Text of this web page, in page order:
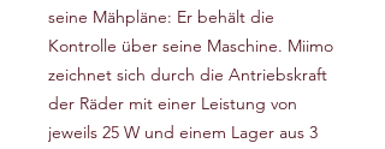
seine Mähpläne: Er behält die
Kontrolle über seine Maschine. Miimo
zeichnet sich durch die Antriebskraft
der Räder mit einer Leistung von
jeweils 25 W und einem Lager aus 3